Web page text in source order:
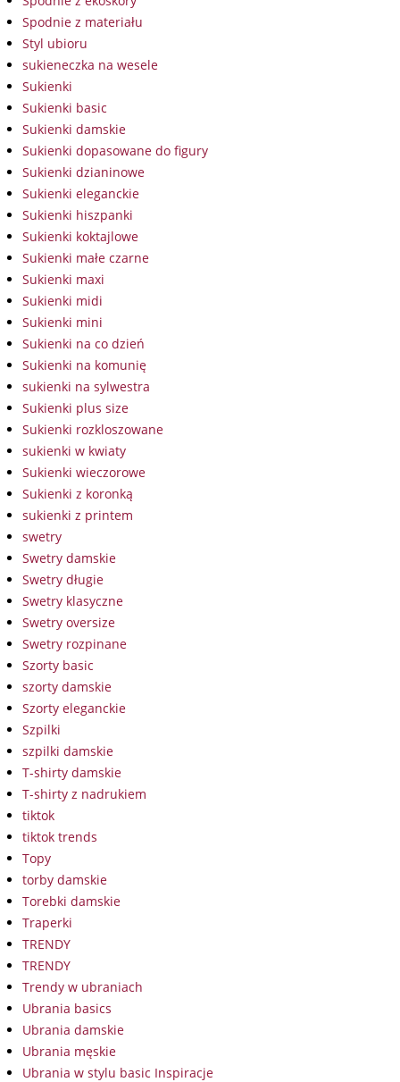
Spodnie z materiału
Styl ubioru
sukieneczka na wesele
Sukienki
Sukienki basic
Sukienki damskie
Sukienki dopasowane do figury
Sukienki dzianinowe
Sukienki eleganckie
Sukienki hiszpanki
Sukienki koktajlowe
Sukienki małe czarne
Sukienki maxi
Sukienki midi
Sukienki mini
Sukienki na co dzień
Sukienki na komunię
sukienki na sylwestra
Sukienki plus size
Sukienki rozkloszowane
sukienki w kwiaty
Sukienki wieczorowe
Sukienki z koronką
sukienki z printem
swetry
Swetry damskie
Swetry długie
Swetry klasyczne
Swetry oversize
Swetry rozpinane
Szorty basic
szorty damskie
Szorty eleganckie
Szpilki
szpilki damskie
T-shirty damskie
T-shirty z nadrukiem
tiktok
tiktok trends
Topy
torby damskie
Torebki damskie
Traperki
TRENDY
TRENDY
Trendy w ubraniach
Ubrania basics
Ubrania damskie
Ubrania męskie
Ubrania w stylu basic Inspiracje